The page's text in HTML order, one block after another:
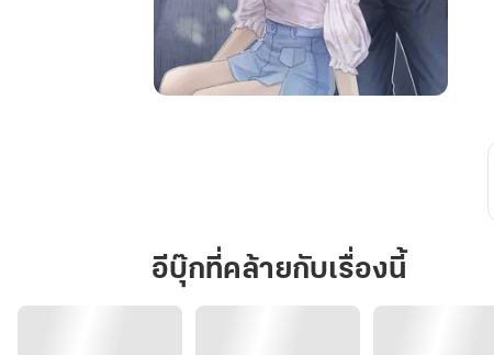
อีบุ๊กที่คล้ายกับเรื่องนี้